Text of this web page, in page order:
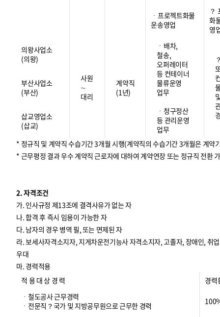
ㆍ프로젝트화물
운송영업
？
화
영
의왕사업소
(의왕)
사원
∼
대리
계약직
(1년)
ㆍ배차,
철송,
오퍼레이터
등 컨테이너
물류운영
업무
ㆍ청구정산
등 관리운영
업무
부산사업소
(부산)
삽교영업소
(삽교)
* 정규직 및 계약직 수습기간 3개월 시행(계약직의 수습기간 3개월은 계약
* 근무평정 결과 우수 계약직 근로자에 대하여 계약연장 또는 정규직 전환
2. 자격조건
가. 인사규정 제13조에 결격사유가 없는 자
나. 합격 후 즉시 임용이 가능한 자
다. 남자의 경우 병역 필, 또는 면제된 자
라. 보세사자격소지자, 지게차운전기능사 자격소지자, 고졸자, 장애인, 취
우대
마. 경력적용
적 용 대 상 경 력
경력
ㆍ철도공사 근무경력
ㆍ전문직？국가 및 지방공무원으로 근무한 경력